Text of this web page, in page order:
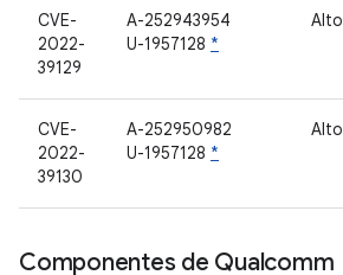
CVE-
2022-
39129
A-252943954
U-1957128 *
Alto
CVE-
2022-
39130
A-252950982
U-1957128 *
Alto
Componentes de Qualcomm